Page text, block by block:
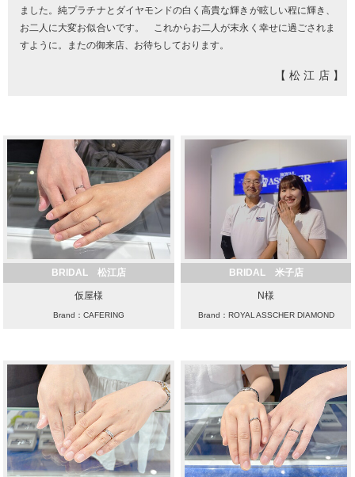
ました。純プラチナとダイヤモンドの白く高貴な輝きが眩しい程に輝き、
お二人に大変お似合いです。 これからお二人が末永く幸せに過ごされま
すように。またの御来店、お待ちしております。
【松江店】
BRIDAL 松江店
仮屋様
Brand：CAFERING
BRIDAL 米子店
N様
Brand：ROYAL ASSCHER DIAMOND